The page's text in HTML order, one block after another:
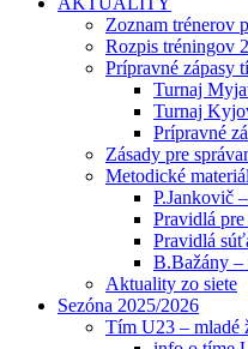
Zoznam trénerov
Rozpis tréningov
Prípravné zápasy
Turnaj
Turnaj
Prípravné
Zásady pre
Metodické
P.Jankovič
Pravidlá
Pravidlá
B.Bažány –
Aktuality zo siete
Sezóna 2025/2026
Tím U23 – mladé